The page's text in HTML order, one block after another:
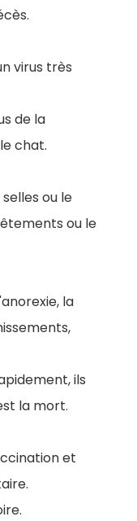
virus très
de la
chat.
ou le
ou le
la
ils
la mort.
et